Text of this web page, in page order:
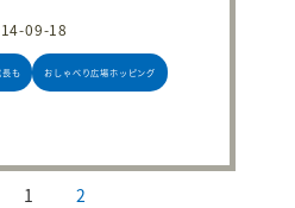
09-18
も おしゃべり広場ホッピング
1 2